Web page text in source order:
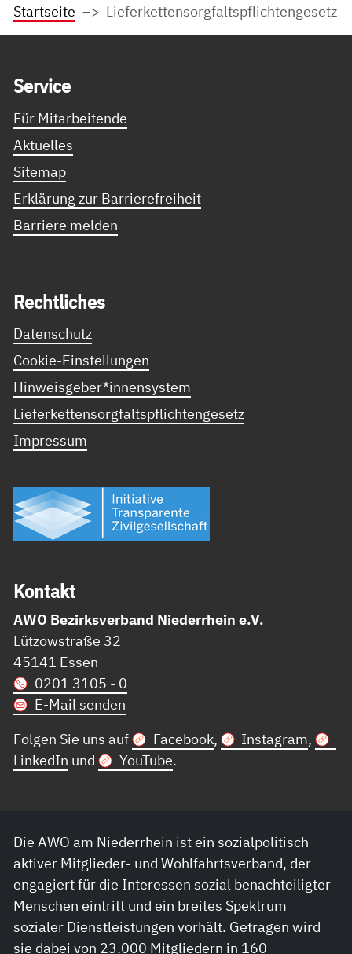
Startseite
Lieferkettensorgfaltspflichtengesetz
Ser­vice
Für Mitarbeitende
Aktuelles
Sitemap
Erklärung zur Barrierefreiheit
Barriere melden
Recht­li­ches
Datenschutz
Cookie-Einstellungen
Hinweisgeber*innensystem
Lieferkettensorgfaltspflichtengesetz
Impressum
Kon­takt
AWO Bezirksverband Niederrhein e.V.
Lützowstraße 32
45141 Essen
0201 3105 - 0
E-Mail senden
Folgen Sie uns auf
Facebook, Instagram,
LinkedIn und YouTube.
Die AWO am Niederrhein ist ein sozialpolitisch
aktiver Mitglieder- und Wohlfahrtsverband, der
engagiert für die Interessen sozial benachteiligter
Menschen eintritt und ein breites Spektrum
sozialer Dienstleistungen vorhält. Getragen wird
sie dabei von 23.000 Mitgliedern in 160